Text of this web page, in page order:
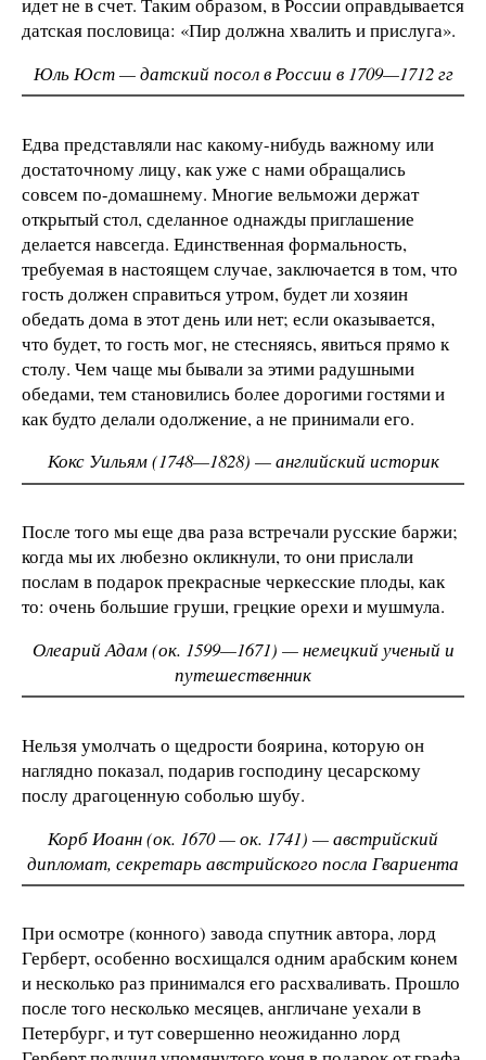
датская пословица: «Пир должна хвалить и прислуга».
Юль Юст — датский посол в России в 1709—1712 гг
Едва представляли нас какому-нибудь важному или
достаточному лицу, как уже с нами обращались
совсем по-домашнему. Многие вельможи держат
открытый стол, сделанное однажды приглашение
делается навсегда. Единственная формальность,
требуемая в настоящем случае, заключается в том, что
гость должен справиться утром, будет ли хозяин
обедать дома в этот день или нет; если оказывается,
что будет, то гость мог, не стесняясь, явиться прямо к
столу. Чем чаще мы бывали за этими радушными
обедами, тем становились более дорогими гостями и
как будто делали одолжение, а не принимали его.
Кокс Уильям (1748—1828) — английский историк
После того мы еще два раза встречали русские баржи;
когда мы их любезно окликнули, то они прислали
послам в подарок прекрасные черкесские плоды, как
то: очень большие груши, грецкие орехи и мушмула.
Олеарий Адам (ок. 1599—1671) — немецкий ученый и
путешественник
Нельзя умолчать о щедрости боярина, которую он
наглядно показал, подарив господину цесарскому
послу драгоценную соболью шубу.
Корб Иоанн (ок. 1670 — ок. 1741) — австрийский
дипломат, секретарь австрийского посла Гвариента
При осмотре (конного) завода спутник автора, лорд
Герберт, особенно восхищался одним арабским конем
и несколько раз принимался его расхваливать. Прошло
после того несколько месяцев, англичане уехали в
Петербург, и тут совершенно неожиданно лорд